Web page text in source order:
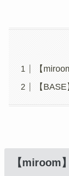
【
【
【miroom